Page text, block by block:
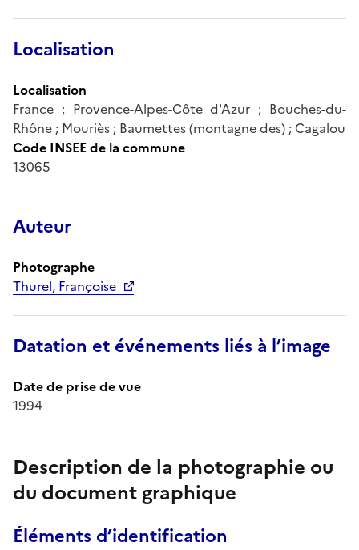
Localisation
Localisation
France ; Provence-Alpes-Côte d'Azur ; Bouches-du-
Rhône ; Mouriès ; Baumettes (montagne des) ; Cagalou
Code INSEE de la commune
13065
Auteur
Photographe
Thurel, Françoise
Datation et événements liés à l’image
Date de prise de vue
1994
Description de la photographie ou
du document graphique
Éléments d’identification